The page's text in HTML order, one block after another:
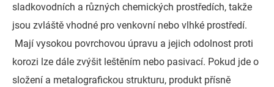
sladkovodních a různých chemických prostředích, takže
jsou zvláště vhodné pro venkovní nebo vlhké prostředí.
Mají vysokou povrchovou úpravu a jejich odolnost proti
korozi lze dále zvýšit leštěním nebo pasivací. Pokud jde o
složení a metalografickou strukturu, produkt přísně